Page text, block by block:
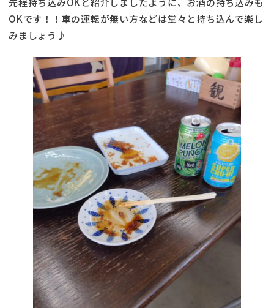
OKです！！車の運転が無い方などは堂々と持ち込んで楽し
みましょう♪